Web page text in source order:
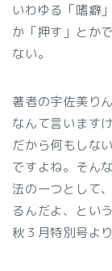
いわゆる「嗜癖
か「押す」とか
ない。
著者の宇佐美り
なんて言います
だから何もしな
ですよね。そん
法の一つとして
るんだよ、とい
秋３月特別号より